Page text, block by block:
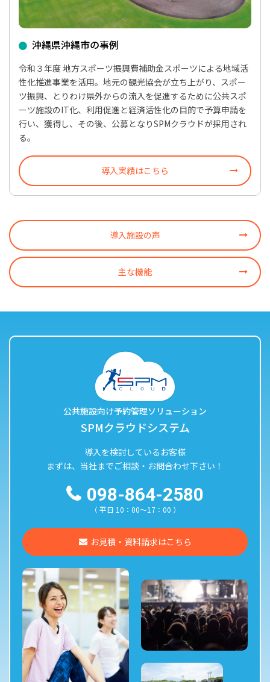
沖縄県沖縄市の事例
令和３年度 地方スポーツ振興費補助金スポーツによる地域活
性化推進事業を活用。地元の観光協会が立ち上がり、スポー
ツ振興、とりわけ県外からの流入を促進するために公共スポ
ーツ施設のIT化、利用促進と経済活性化の目的で予算申請を
行い、獲得し、その後、公募となりSPMクラウドが採用され
る。
導入実績はこちら
導入施設の声
主な機能
公共施設向け予約管理ソリューション
SPMクラウドシステム
導入を検討しているお客様
まずは、当社までご相談・お問合わせ下さい！
098-864-2580
（ 平日 10：00〜17：00 ）
お見積・資料請求はこちら